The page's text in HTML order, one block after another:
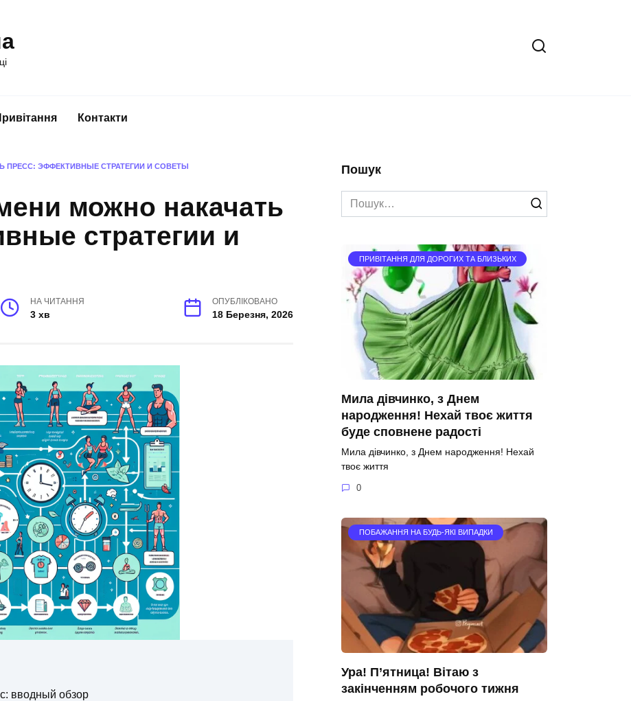
Контакти
ПРЕСС: ЭФФЕКТИВНЫЕ СТРАТЕГИИ И СОВЕТЫ
можно накачать
стратегии и
НА ЧИТАННЯ
3 хв
ОПУБЛІКОВАНО
18 Березня, 2026
вводный обзор
Пошук
Search
for:
ПРИВІТАННЯ ДЛЯ ДОРОГИХ ТА БЛИЗЬКИХ
Мила дівчинко, з Днем
народження! Нехай твоє життя
буде сповнене радості
Мила дівчинко, з Днем народження! Нехай
твоє життя
0
ПОБАЖАННЯ НА БУДЬ-ЯКІ ВИПАДКИ
Ура! П’ятница! Вітаю з
закінченням робочого тижня